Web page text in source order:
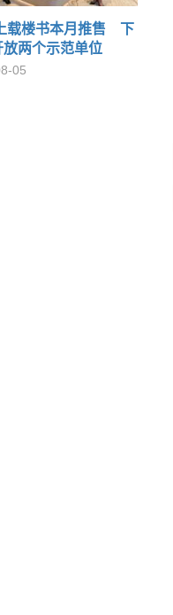
载楼书本月推售 下
放两个示范单位
05